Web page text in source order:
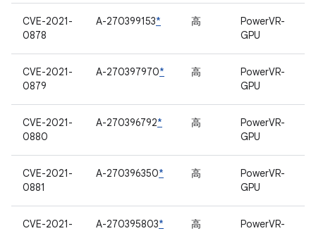
CVE-2021-
0878
A-270399153* 高
PowerVR-
GPU
CVE-2021-
0879
A-270397970* 高
PowerVR-
GPU
CVE-2021-
0880
A-270396792* 高
PowerVR-
GPU
CVE-2021-
0881
A-270396350* 高
PowerVR-
GPU
CVE-2021-
A-270395803* 高
PowerVR-